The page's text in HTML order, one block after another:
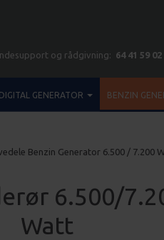
og rådgivning: 64 41 59 02
DIGITAL GENERATOR BENZIN
Benzin Generator 6.500 / 7.200
6.500/
Watt